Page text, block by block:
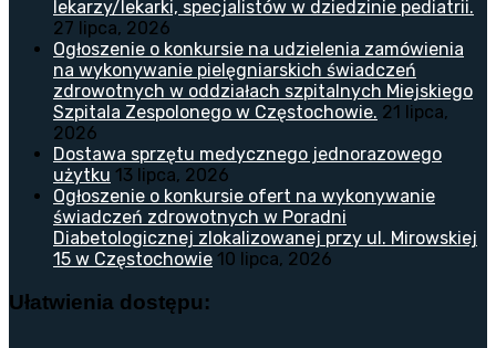
lekarzy/lekarki, specjalistów w dziedzinie pediatrii.
27 lipca, 2026
Ogłoszenie o konkursie na udzielenia zamówienia
na wykonywanie pielęgniarskich świadczeń
zdrowotnych w oddziałach szpitalnych Miejskiego
Szpitala Zespolonego w Częstochowie. 21 lipca,
2026
Dostawa sprzętu medycznego jednorazowego
użytku 13 lipca, 2026
Ogłoszenie o konkursie ofert na wykonywanie
świadczeń zdrowotnych w Poradni
Diabetologicznej zlokalizowanej przy ul. Mirowskiej
15 w Częstochowie 10 lipca, 2026
Ułatwienia dostępu: